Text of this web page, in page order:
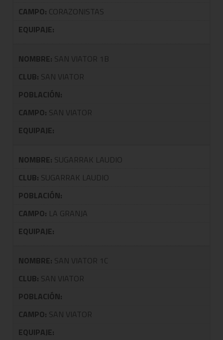
CAMPO: CORAZONISTAS
EQUIPAJE:
NOMBRE: SAN VIATOR 1B
CLUB: SAN VIATOR
POBLACIÓN:
CAMPO: SAN VIATOR
EQUIPAJE:
NOMBRE: SUGARRAK LAUDIO
CLUB: SUGARRAK LAUDIO
POBLACIÓN:
CAMPO: LA GRANJA
EQUIPAJE:
NOMBRE: SAN VIATOR 1C
CLUB: SAN VIATOR
POBLACIÓN:
CAMPO: SAN VIATOR
EQUIPAJE: